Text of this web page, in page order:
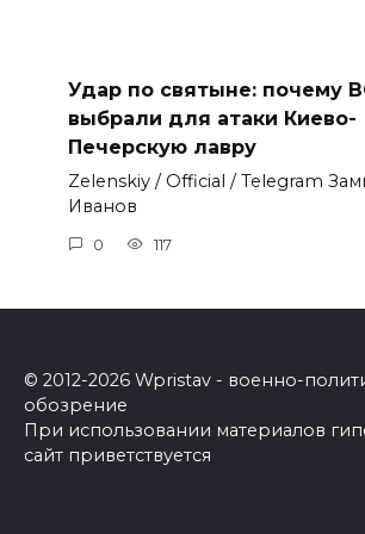
Удар по святыне: почему
выбрали для атаки Киево-
Печерскую лавру
Zеlеnskiу / Оfficiаl / Telegram
Иванов
0 117
© 2012-2026 Wpristav - военно-
обозрение
При использовании материалов
сайт приветствуется